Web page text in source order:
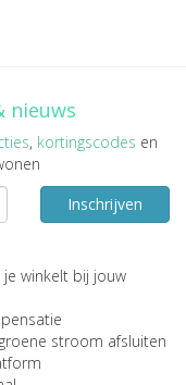
nieuws
, kortingscodes en
Inschrijven
winkelt bij jouw
stroom afsluiten